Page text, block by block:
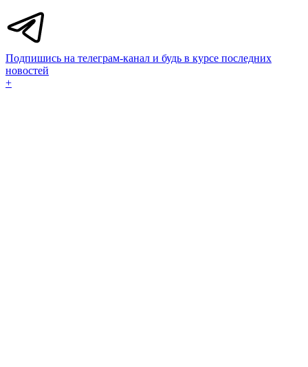
Подпишись на телеграм-канал и будь в курсе последних
новостей
+